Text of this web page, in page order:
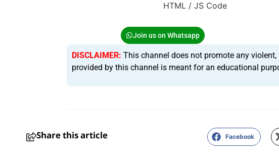
HTML / JS Code
Join us on Whatsapp
DISCLAIMER: This channel does not promote any
provided by this channel is meant for an educational
Share this article Facebook